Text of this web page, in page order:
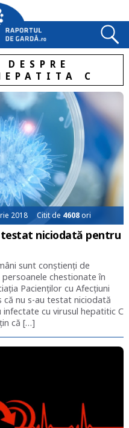
C
2018 Citit de 4608ori
testat niciodată pentru
sunt conștienți de
chestionate în
Pacienților cu Afecțiuni
că nu s-au testat niciodată
cu virusul hepatitic C
că […]